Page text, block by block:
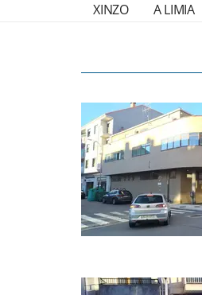
XINZO A LIMIA